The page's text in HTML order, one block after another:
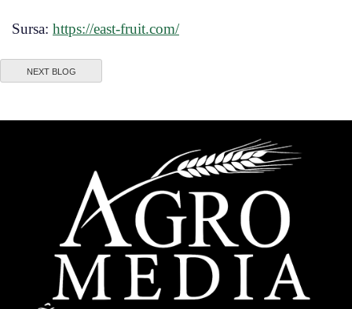
Sursa: https://east-fruit.com/
NEXT BLOG